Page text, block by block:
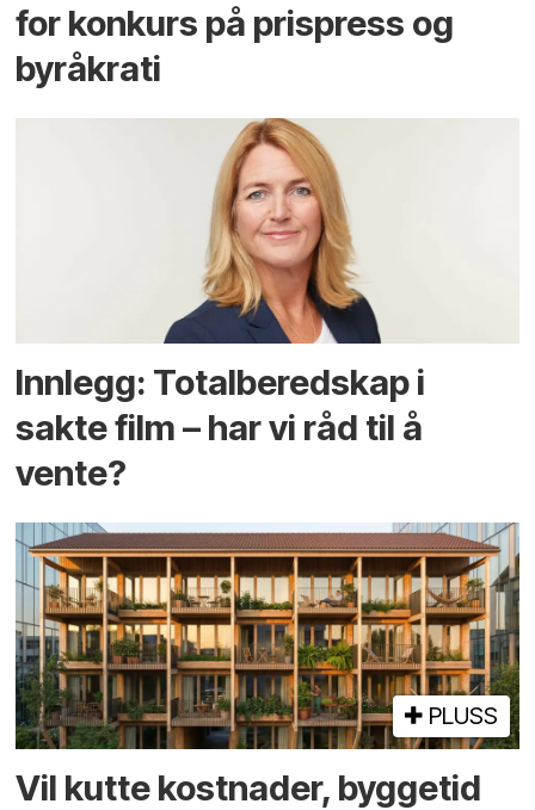
for konkurs på prispress og
byråkrati
Innlegg: Totalberedskap i
sakte film – har vi råd til å
vente?
PLUSS
Vil kutte kostnader, byggetid